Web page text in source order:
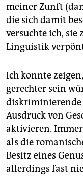
meiner Zunft
die sich damit
versuchte ich, sie
Linguistik
Ich konnte
gerechter sein
diskriminierende
Ausdruck von
aktivieren.
als die
Besitz eines
allerdings fast